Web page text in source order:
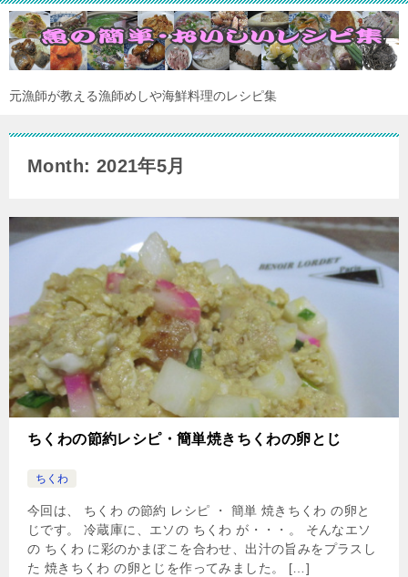
元漁師が教える漁師めしや海鮮料理のレシピ集
Month: 2021年5月
ちくわの節約レシピ・簡単焼きちくわの卵とじ
ちくわ
今回は、 ちくわ の節約 レシピ ・ 簡単 焼きちくわ の卵と
じです。 冷蔵庫に、エソの ちくわ が・・・。 そんなエソ
の ちくわ に彩のかまぼこを合わせ、出汁の旨みをプラスし
た 焼きちくわ の卵とじを作ってみました。 […]